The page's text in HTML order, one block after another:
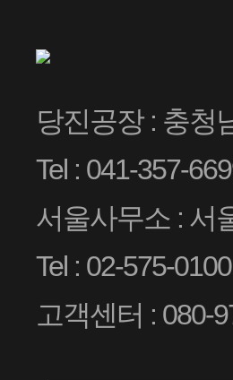
당진공장 : 충청
Tel : 041-357-
서울사무소 : 서
Tel : 02-575-0100
고객센터 : 080-